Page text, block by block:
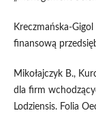
Kreczmańska-
finansową
Mikołajczyk B.,
dla firm
Lodziensis. Folia